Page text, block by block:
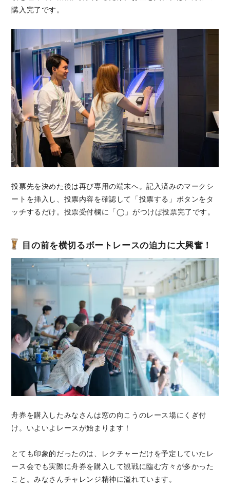
購入完了です。
投票先を決めた後は再び専用の端末へ。記入済みのマークシ
ートを挿入し、投票内容を確認して「投票する」ボタンをタ
ッチするだけ。投票受付欄に「◯」がつけば投票完了です。
目の前を横切るボートレースの迫力に大興奮！
舟券を購入したみなさんは窓の向こうのレース場にくぎ付
け。いよいよレースが始まります！
とても印象的だったのは、レクチャーだけを予定していたレ
ース会でも実際に舟券を購入して観戦に臨む方々が多かった
こと。みなさんチャレンジ精神に溢れています。